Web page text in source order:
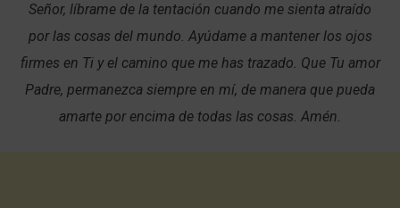
Señor, líbrame de la tentación cuando me sienta atraído
por las cosas del mundo. Ayúdame a mantener los ojos
firmes en Ti y el camino que me has trazado. Que Tu amor
Padre, permanezca siempre en mí, de manera que pueda
amarte por encima de todas las cosas. Amén.